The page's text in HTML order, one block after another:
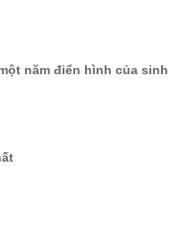
năm điển hình của sinh